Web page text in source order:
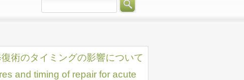
術のタイミングの影響について
and timing of repair for acute